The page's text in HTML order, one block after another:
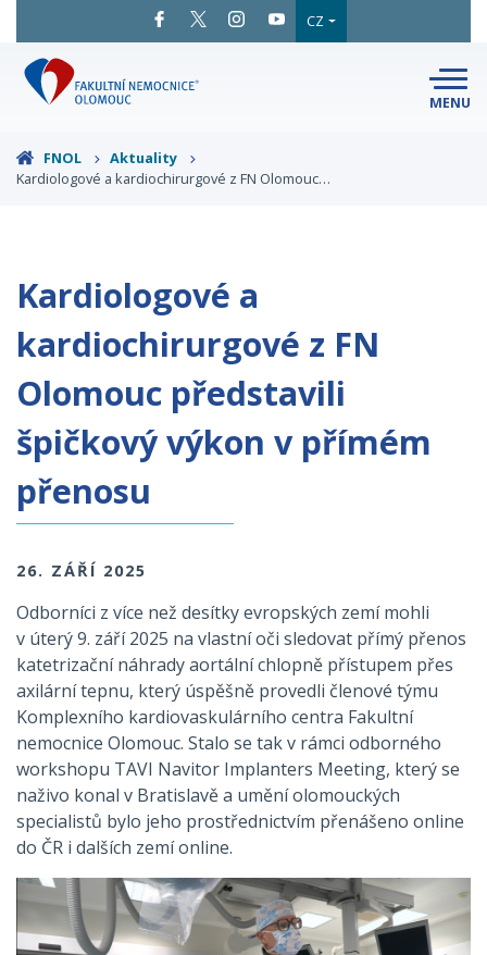
CZ
MENU
PACIENTIA NÁVŠTĚVY KLINIKY A ODDĚLENÍ
KONTAKTNÍINFORMACE
FNOL
Aktuality
Kardiologové a kardiochirurgové z FN Olomouc…
Kardiologové a
kardiochirurgové z FN
Olomouc představili
špičkový výkon v přímém
přenosu
26. ZÁŘÍ 2025
Odborníci z více než desítky evropských zemí mohli
v úterý 9. září 2025 na vlastní oči sledovat přímý přenos
katetrizační náhrady aortální chlopně přístupem přes
axilární tepnu, který úspěšně provedli členové týmu
Komplexního kardiovaskulárního centra Fakultní
nemocnice Olomouc. Stalo se tak v rámci odborného
workshopu TAVI Navitor Implanters Meeting, který se
naživo konal v Bratislavě a umění olomouckých
specialistů bylo jeho prostřednictvím přenášeno online
do ČR i dalších zemí online.